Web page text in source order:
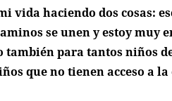
vida haciendo dos cosas:
se unen y estoy
también para tantos niños
que no tienen acceso a